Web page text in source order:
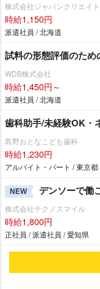
株式会社ジャパンクリエイ
時給1,150円
派遣社員 / 北海道
試料の形態評価のた
WDB株式会社
時給1,450円～
派遣社員 / 北海道
歯科助手/未経験OK・
島野おとなこども歯科
時給1,230円
アルバイト・パート / 東京都
NEW デンソーで働
株式会社テクノスマイル
時給1,800円
正社員 / 派遣社員 / 愛知県